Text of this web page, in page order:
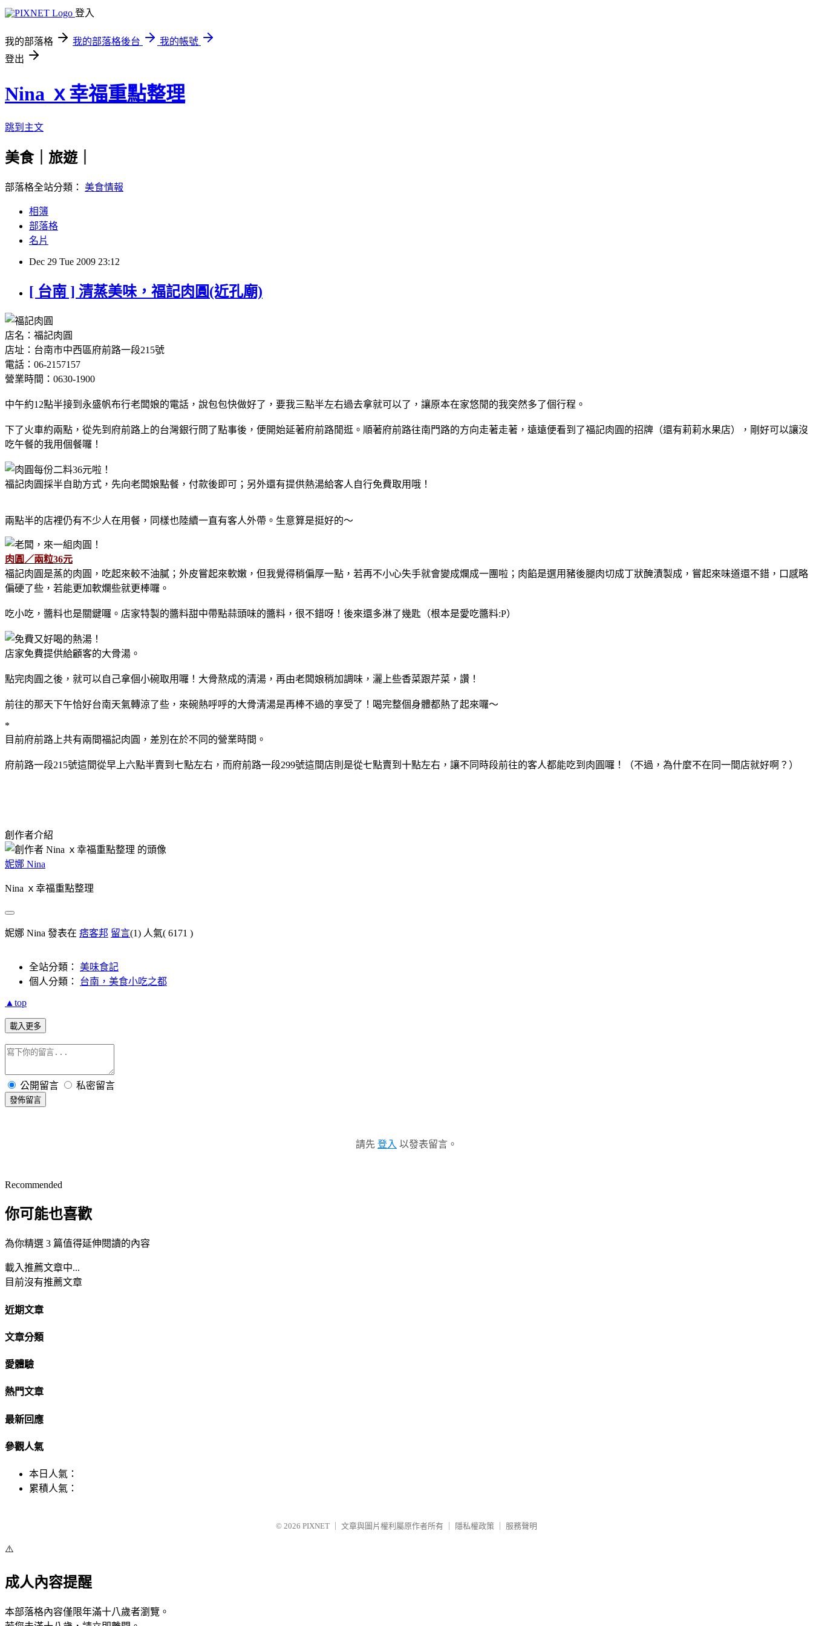
登入
我的部落格 我的部落格後台
我的帳號
登出
Nina ｘ幸福重點整理
跳到主文
美食｜旅遊｜
部落格全站分類： 美食情報
相簿
部落格
名片
Dec 29 Tue 2009 23:12
[ 台南 ] 清蒸美味，福記肉圓(近孔廟)
店名：福記肉圓
店址：台南市中西區府前路一段215號
電話：06-2157157
營業時間：0630-1900
中午約12點半接到永盛帆布行老闆娘的電話，說包包快做好了，要我三點半左右過去拿就可以了，讓原本在家悠閒的我突然多了個行程。
下了火車約兩點，從先到府前路上的台灣銀行問了點事後，便開始延著府前路閒逛。順著府前路往南門路的方向走著走著，遠遠便看到了福記肉圓的招牌（還有莉莉水果店），剛好可以讓沒
吃午餐的我用個餐囉！
福記肉圓採半自助方式，先向老闆娘點餐，付款後即可；另外還有提供熱湯給客人自行免費取用哦！
兩點半的店裡仍有不少人在用餐，同樣也陸續一直有客人外帶。生意算是挺好的～
肉圓／兩粒36元
福記肉圓是蒸的肉圓，吃起來較不油膩；外皮嘗起來軟嫩，但我覺得稍偏厚一點，若再不小心失手就會變成爛成一團啦；肉餡是選用豬後腿肉切成丁狀醃漬製成，嘗起來味道還不錯，口感略
偏硬了些，若能更加軟爛些就更棒囉。
吃小吃，醬料也是關鍵囉。店家特製的醬料甜中帶點蒜頭味的醬料，很不錯呀！後來還多淋了幾匙（根本是愛吃醬料:P）
店家免費提供給顧客的大骨湯。
點完肉圓之後，就可以自己拿個小碗取用囉！大骨熬成的清湯，再由老闆娘稍加調味，灑上些香菜跟芹菜，讚！
前往的那天下午恰好台南天氣轉涼了些，來碗熱呼呼的大骨清湯是再棒不過的享受了！喝完整個身體都熱了起來囉～
*
目前府前路上共有兩間福記肉圓，差別在於不同的營業時間。
府前路一段215號這間從早上六點半賣到七點左右，而府前路一段299號這間店則是從七點賣到十點左右，讓不同時段前往的客人都能吃到肉圓囉！（不過，為什麼不在同一間店就好啊？）
創作者介紹
妮娜 Nina
Nina ｘ幸福重點整理
妮娜 Nina 發表在 痞客邦 留言(1) 人氣( 6171 )
全站分類： 美味食記
個人分類： 台南，美食小吃之都
▲top
載入更多
公開留言 私密留言
發佈留言
請先 登入 以發表留言。
Recommended
你可能也喜歡
為你精選 3 篇值得延伸閱讀的內容
載入推薦文章中...
目前沒有推薦文章
近期文章
文章分類
愛體驗
熱門文章
最新回應
參觀人氣
本日人氣：
累積人氣：
© 2026 PIXNET 文章與圖片權利屬原作者所有 隱私權政策 服務聲明
⚠️
成人內容提醒
本部落格內容僅限年滿十八歲者瀏覽。